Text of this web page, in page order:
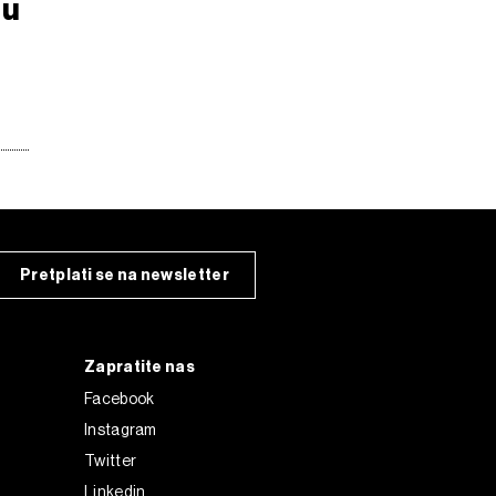
Pretplati se na newsletter
Zapratite nas
Facebook
Instagram
Twitter
Linkedin